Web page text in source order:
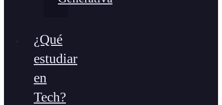
¿Qué
estudiar
en
Tech?